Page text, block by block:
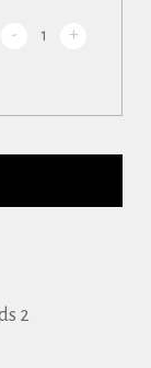
- 1 +
2